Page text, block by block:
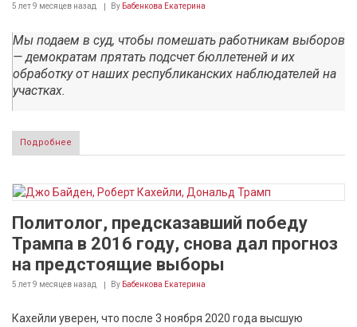
5 лет 9 месяцев назад By Бабенкова Екатерина
Мы подаем в суд, чтобы помешать работникам выборов
— демократам прятать подсчет бюллетеней и их
обработку от наших республиканских наблюдателей на
участках.
Подробнее
Политолог, предсказавший победу
Трампа в 2016 году, снова дал прогноз
на предстоящие выборы
5 лет 9 месяцев назад By Бабенкова Екатерина
Кахейли уверен, что после 3 ноября 2020 года высшую